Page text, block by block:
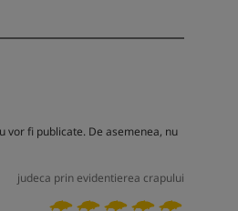
vor fi publicate. De asemenea, nu
judeca prin evidentierea crapului